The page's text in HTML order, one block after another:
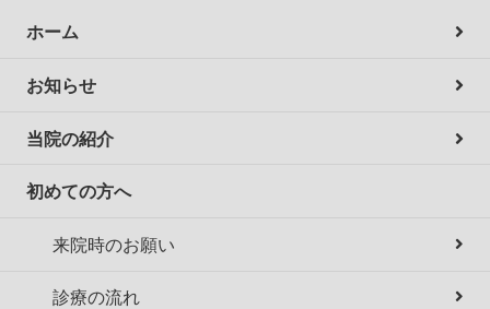
ホーム
お知らせ
当院の紹介
初めての方へ
来院時のお願い
診療の流れ